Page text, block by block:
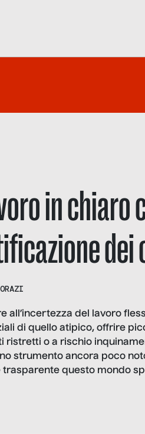
in chiaro
all’incertezza del lavoro
di quello atipico, offrire
ristretti o a rischio
strumento ancora poco
trasparente questo mondo